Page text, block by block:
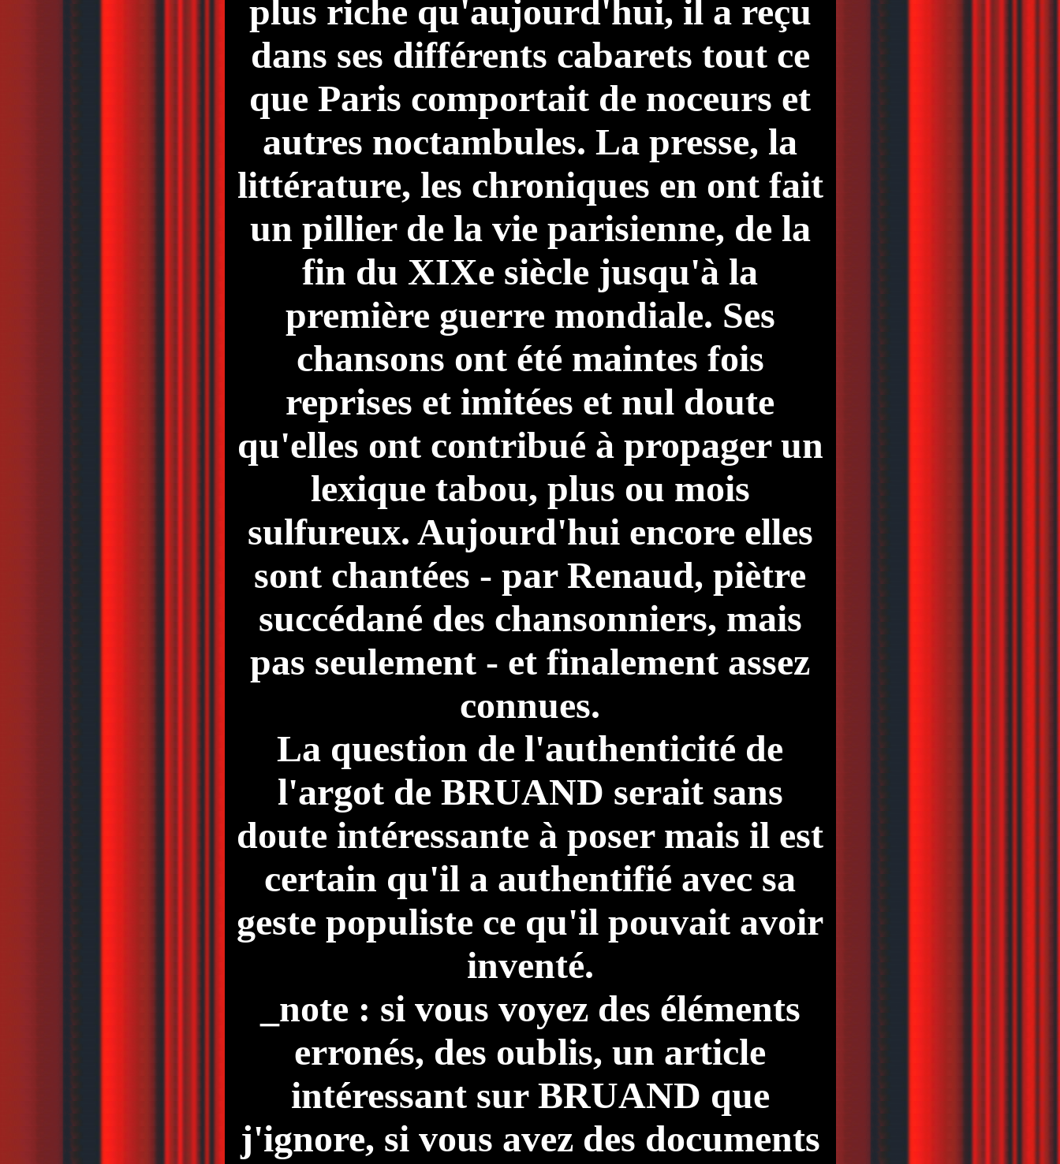
plus riche qu'aujourd'hui, il a reçu
dans ses différents cabarets tout ce
que Paris comportait de noceurs et
autres noctambules. La presse, la
littérature, les chroniques en ont fait
un pillier de la vie parisienne, de la
fin du XIXe siècle jusqu'à la
première guerre mondiale. Ses
chansons ont été maintes fois
reprises et imitées et nul doute
qu'elles ont contribué à propager un
lexique tabou, plus ou mois
sulfureux. Aujourd'hui encore elles
sont chantées - par Renaud, piètre
succédané des chansonniers, mais
pas seulement - et finalement assez
connues.
La question de l'authenticité de
l'argot de BRUAND serait sans
doute intéressante à poser mais il est
certain qu'il a authentifié avec sa
geste populiste ce qu'il pouvait avoir
inventé.
_note : si vous voyez des éléments
erronés, des oublis, un article
intéressant sur BRUAND que
j'ignore, si vous avez des documents